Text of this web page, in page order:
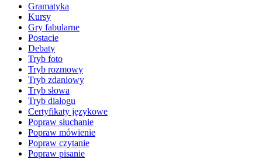
Gramatyka
Kursy
Gry fabularne
Postacie
Debaty
Tryb foto
Tryb rozmowy
Tryb zdaniowy
Tryb słowa
Tryb dialogu
Certyfikaty językowe
Popraw słuchanie
Popraw mówienie
Popraw czytanie
Popraw pisanie